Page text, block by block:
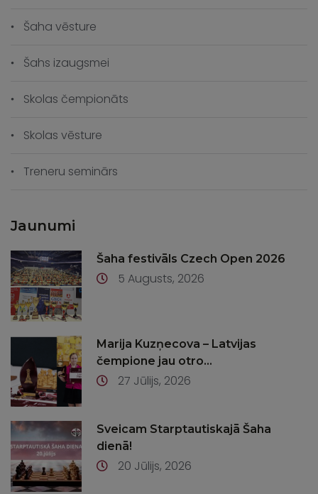
Šaha vēsture
Šahs izaugsmei
Skolas čempionāts
Skolas vēsture
Treneru seminārs
Jaunumi
Šaha festivāls Czech Open 2026
5 Augusts, 2026
Marija Kuzņecova – Latvijas
čempione jau otro...
27 Jūlijs, 2026
Sveicam Starptautiskajā Šaha
dienā!
20 Jūlijs, 2026